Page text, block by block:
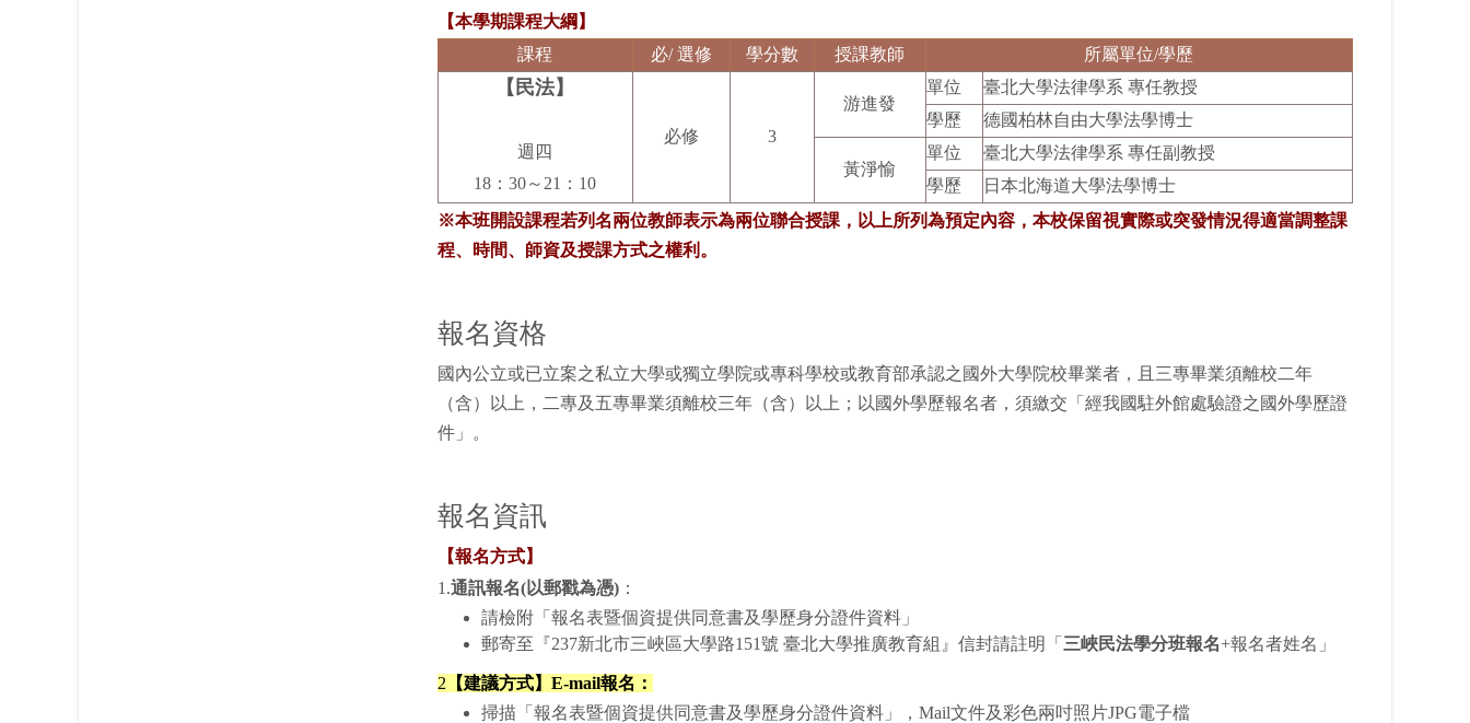
【本學期課程大綱】
課程
必/ 選修 學分數 授課教師 所屬單位/學歷
【民法】
週四
18：30～21：10
必修 3
游進發
單位
臺北大學法律學系 專任教授
學歷
德國柏林自由大學法學博士
黃淨愉
單位
臺北大學法律學系 專任副教授
學歷
日本北海道大學法學博士
※本班開設課程若列名兩位教師表示為兩位聯合授課，以上所列為預定內容， 本校保留視實際或突發情況得適當調整課
程、時間、師資及授課方式之權利。
報名資格
國內公立或已立案之私立大學或獨立學院或專科學校或教育部承認之國外大學院校畢業者，且三專畢業須離校二年
（含）以上，二專及五專畢業須離校三年（含）以上； 以國外學歷報名者，須繳交「經我國駐外館處驗證之國外學歷證
件」。
報名資訊
【報名方式】
1.通訊報名(以郵戳為憑)：
請檢附「報名表暨個資提供同意書及學歷身分證件資料」
郵寄至『237新北市三峽區大學路151號 臺北大學推廣教育組』信封請註明「 三峽民法學分班報名+報名者姓名」
2 【建議方式】 E-mail報名 ：
掃描「報名表暨個資提供同意書及學歷身分證件資料」，Mail文件及彩色兩吋照片JPG電子檔